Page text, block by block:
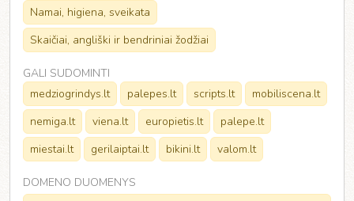
Namai, higiena, sveikata
Skaičiai, angliški ir bendriniai žodžiai
GALI SUDOMINTI
medziogrindys.lt
palepes.lt scripts.lt
mobiliscena.lt
nemiga.lt
viena.lt europietis.lt
palepe.lt
miestai.lt
gerilaiptai.lt bikini.lt valom.lt
DOMENO DUOMENYS